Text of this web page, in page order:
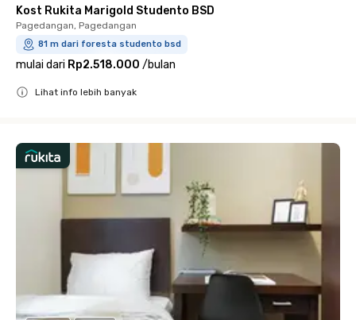
Kost Rukita Marigold Studento BSD
Pagedangan, Pagedangan
81 m dari foresta studento bsd
mulai dari Rp2.518.000 /bulan
Lihat info lebih banyak